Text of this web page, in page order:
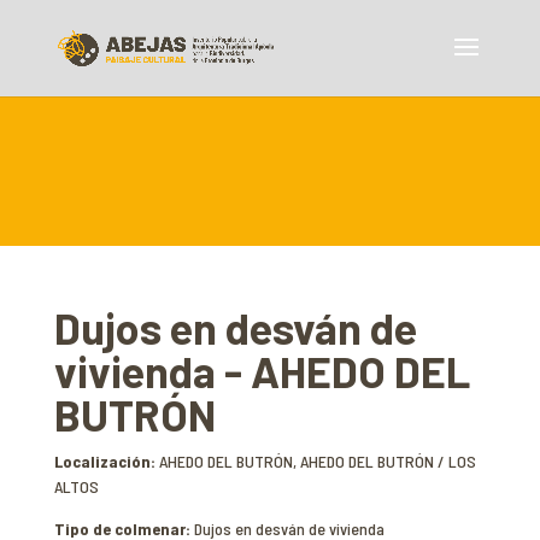
Dujos en desván de
vivienda - AHEDO DEL
BUTRÓN
Localización: AHEDO DEL BUTRÓN, AHEDO DEL BUTRÓN / LOS
ALTOS
Tipo de colmenar: Dujos en desván de vivienda